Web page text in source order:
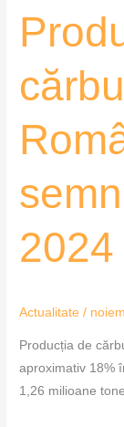
Actualitate /
Producția de
aproximativ 18%
1,26 milioane
–
VoxQub